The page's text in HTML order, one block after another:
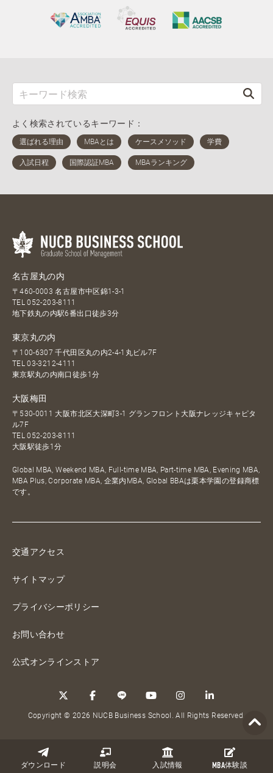
ダウンロード 説明会 入試情報 MBA体験談
よく検索されているキーワード：
名古屋丸の内
〒460-0003 名古屋市中区錦1-3-1
TEL052-203-8111
地下鉄丸の内駅6番出口徒歩3分
東京丸の内
〒100-6307 千代田区丸の内2-4-1丸ビル7F
TEL03-3212-4111
東京駅丸の内南口徒歩1分
大阪梅田
〒530-0011 大阪市北区大深町3-1 グランフロント大阪ナレッジキャピタ
ル7F
TEL052-203-8111
大阪駅徒歩1分
Global MBA, Weekend MBA, Full-time MBA, Part-time MBA, Evening MBA,
MBA Plus, Corporate MBA, 企業内MBA, Global BBAは栗本学園の登録商標
です。
交通アクセス
サイトマップ
プライバシーポリシー
お問い合わせ
公式オンラインストア
Copyright © 2026 NUCB Business School. All Rights Reserved.